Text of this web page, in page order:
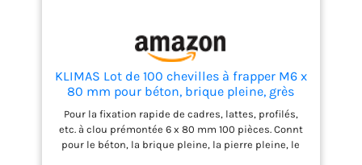
KLIMAS Lot de 100 chevilles à frapper M6 x
80 mm pour béton, brique pleine, grès
calcaire, pierre ponce, pierre naturelle,
cruciforme, démontable
Pour la fixation rapide de cadres, lattes, profilés,
etc. à clou prémontée 6 x 80 mm 100 pièces. Connt
pour le béton, la brique pleine, la pierre pleine, le